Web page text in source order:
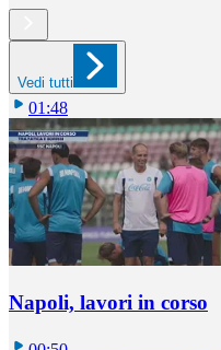
Vedi tutti
01:48
Napoli, lavori in corso